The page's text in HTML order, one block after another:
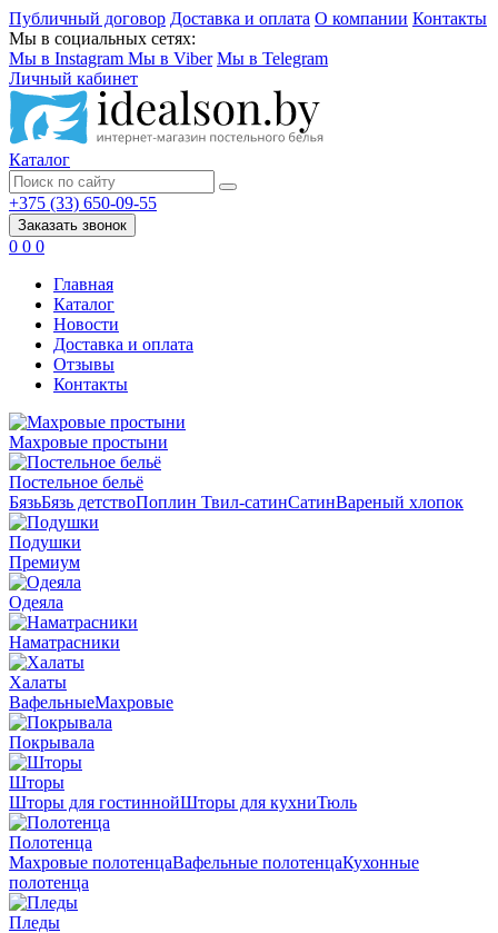
Публичный договор Доставка и оплата О компании Контакты
Мы в социальных сетях:
Мы в Instagram Мы в Viber Мы в Telegram
Личный кабинет
Каталог
+375 (33) 650-09-55
Заказать звонок
0 0 0
Главная
Каталог
Новости
Доставка и оплата
Отзывы
Контакты
Махровые простыни
Постельное бельё
БязьБязь детствоПоплин Твил-сатинСатинВареный хлопок
Подушки
Премиум
Одеяла
Наматрасники
Халаты
ВафельныеМахровые
Покрывала
Шторы
Шторы для гостиннойШторы для кухниТюль
Полотенца
Махровые полотенцаВафельные полотенцаКухонные
полотенца
Пледы